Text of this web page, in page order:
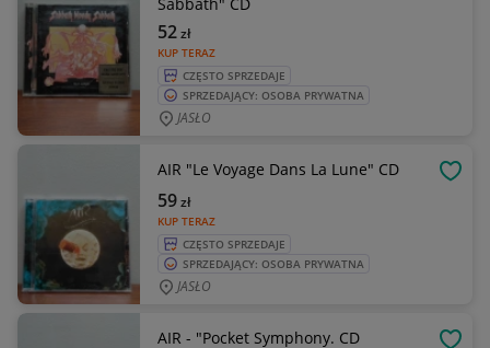
KUP TERAZ
52zł
CZĘSTO SPRZEDAJE
SPRZEDAJĄCY: OSOBA PRYWATNA
JASŁO
AIR "Le Voyage Dans La Lune" CD
KUP TERAZ
59zł
CZĘSTO SPRZEDAJE
SPRZEDAJĄCY: OSOBA PRYWATNA
JASŁO
AIR - "Pocket Symphony. CD